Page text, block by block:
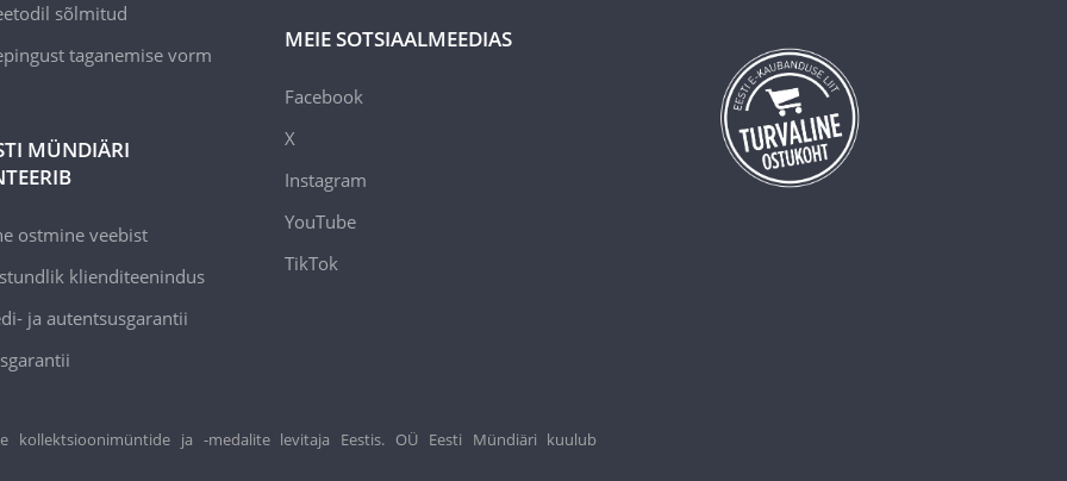
sõlmitud
taganemise vorm
MÜNDIÄRI
ostmine veebist
klienditeenindus
ja autentsusgarantii
MEIE SOTSIAALMEEDIAS
Facebook
X
Instagram
YouTube
TikTok
kollektsioonimüntide ja -medalite levitaja Eestis. OÜ Eesti Mündiäri kuulub